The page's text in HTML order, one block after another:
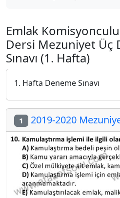
Emlak
Dersi Mezuniyet Üç
Sınavı (1. Hafta)
1. Hafta Deneme Sınavı
1 2019-2020